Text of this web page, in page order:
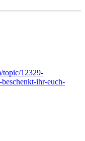
topic/12329-
ihr-euch-